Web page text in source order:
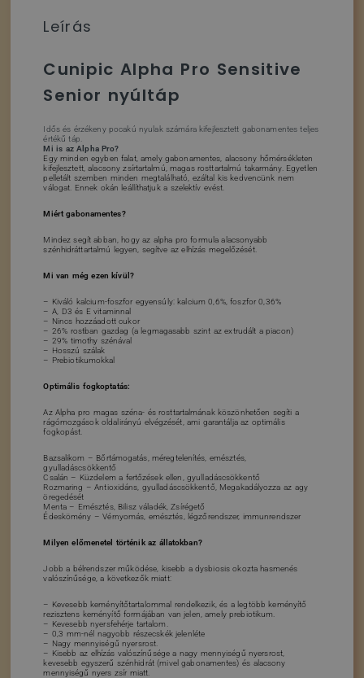
Leírás
Cunipic Alpha Pro Sensitive
Senior nyúltáp
Idős és érzékeny pocakú nyulak számára kifejlesztett gabonamentes teljes
értékű táp.
Mi is az Alpha Pro?
Egy minden egyben falat, amely gabonamentes, alacsony hőmérsékleten
kifejlesztett, alacsony zsírtartalmú, magas rosttartalmú takarmány. Egyetlen
pelletált szemben minden megtalálható, ezáltal kis kedvencünk nem
válogat. Ennek okán leállíthatjuk a szelektív evést.
Miért gabonamentes?
Mindez segít abban, hogy az alpha pro formula alacsonyabb
szénhidráttartalmú legyen, segítve az elhízás megelőzését.
Mi van még ezen kívül?
– Kiváló kalcium-foszfor egyensúly: kalcium 0,6%, foszfor 0,36%
– A, D3 és E vitaminnal
– Nincs hozzáadott cukor
– 26% rostban gazdag (a legmagasabb szint az extrudált a piacon)
– 29% timothy szénával
– Hosszú szálak
– Prebiotikumokkal
Optimális fogkoptatás:
Az Alpha pro magas széna- és rosttartalmának köszönhetően segíti a
rágómozgások oldalirányú elvégzését, ami garantálja az optimális
fogkopást.
Bazsalikom – Bőrtámogatás, méregtelenítés, emésztés,
gyulladáscsökkentő
Csalán – Küzdelem a fertőzések ellen, gyulladáscsökkentő
Rozmaring – Antioxidáns, gyulladáscsökkentő, Megakadályozza az agy
öregedését
Menta – Emésztés, Bilisz váladék, Zsírégető
Édeskömény – Vérnyomás, emésztés, légzőrendszer, immunrendszer
Milyen előmenetel történik az állatokban?
Jobb a bélrendszer működése, kisebb a dysbiosis okozta hasmenés
valószínűsége, a következők miatt:
– Kevesebb keményítőtartalommal rendelkezik, és a legtöbb keményítő
rezisztens keményítő formájában van jelen, amely prebiotikum.
– Kevesebb nyersfehérje tartalom.
– 0,3 mm-nél nagyobb részecskék jelenléte
– Nagy mennyiségű nyersrost.
– Kisebb az elhízás valószínűsége a nagy mennyiségű nyersrost,
kevesebb egyszerű szénhidrát (mivel gabonamentes) és alacsony
mennyiségű nyers zsír miatt.